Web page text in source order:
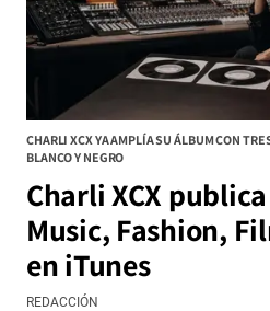
CHARLI XCX YA AMPLÍA SU ÁLBUM CON
BLANCO Y NEGRO
Charli XCX
Music, Fashion,
en iTunes
REDACCIÓN